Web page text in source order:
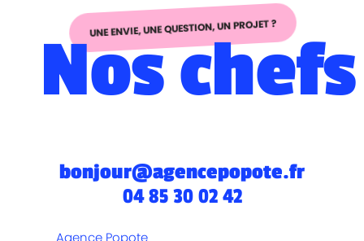
UNE ENVIE, UNE QUESTION, UN PROJET ?
Nos
bonjour@agencepopote.fr
04 85 30 02 42